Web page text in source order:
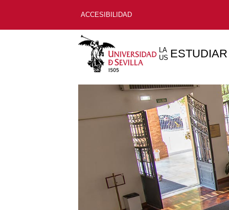
ACCESIBILIDAD
LA
US ESTUDIAR